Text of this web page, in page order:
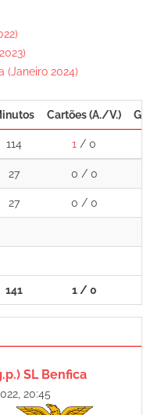
(Janeiro 2024)
Cartões (A./V.)
114 1 / 0
27 0 / 0
27 0 / 0
141 1 / 0
SL Benfica
20:45